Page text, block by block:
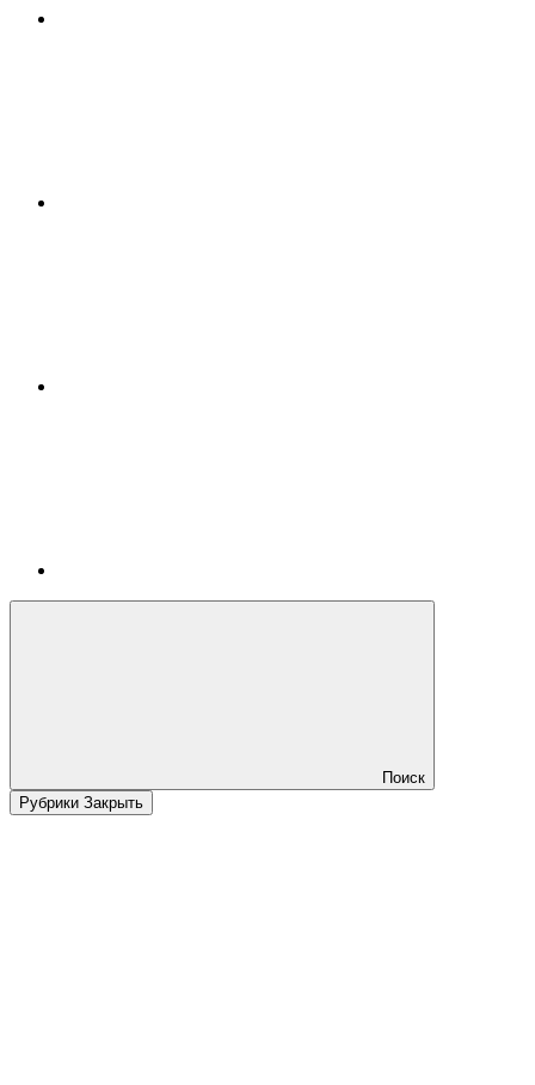
Поиск
Рубрики Закрыть